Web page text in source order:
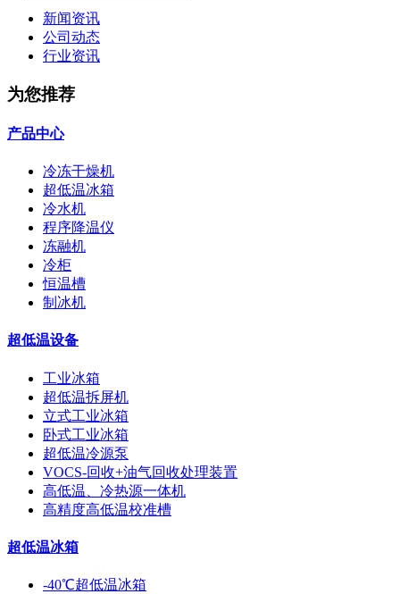
新闻资讯
公司动态
行业资讯
为您推荐
产品中心
冷冻干燥机
超低温冰箱
冷水机
程序降温仪
冻融机
冷柜
恒温槽
制冰机
超低温设备
工业冰箱
超低温拆屏机
立式工业冰箱
卧式工业冰箱
超低温冷源泵
VOCS-回收+油气回收处理装置
高低温、冷热源一体机
高精度高低温校准槽
超低温冰箱
-40℃超低温冰箱